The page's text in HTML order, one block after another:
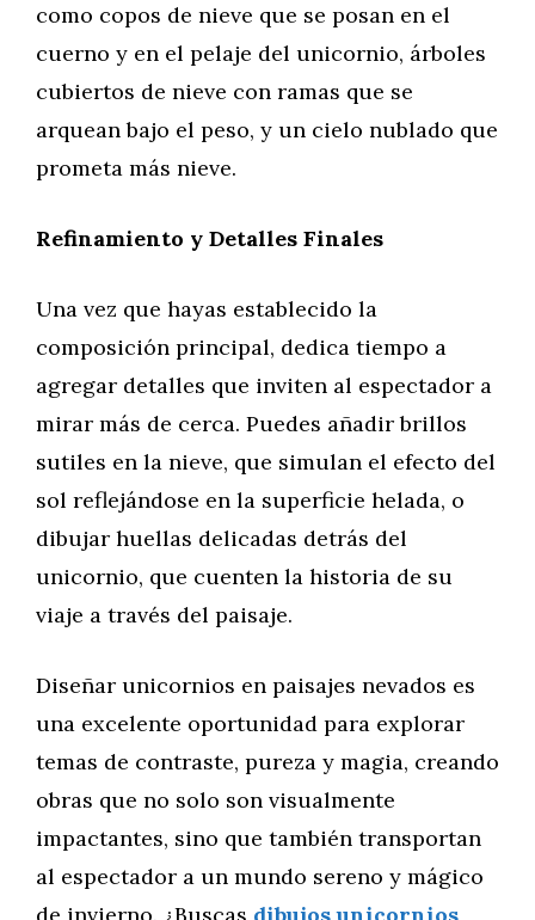
como copos de nieve que se posan en el
cuerno y en el pelaje del unicornio, árboles
cubiertos de nieve con ramas que se
arquean bajo el peso, y un cielo nublado que
prometa más nieve.
Refinamiento y Detalles Finales
Una vez que hayas establecido la
composición principal, dedica tiempo a
agregar detalles que inviten al espectador a
mirar más de cerca. Puedes añadir brillos
sutiles en la nieve, que simulan el efecto del
sol reflejándose en la superficie helada, o
dibujar huellas delicadas detrás del
unicornio, que cuenten la historia de su
viaje a través del paisaje.
Diseñar unicornios en paisajes nevados es
una excelente oportunidad para explorar
temas de contraste, pureza y magia, creando
obras que no solo son visualmente
impactantes, sino que también transportan
al espectador a un mundo sereno y mágico